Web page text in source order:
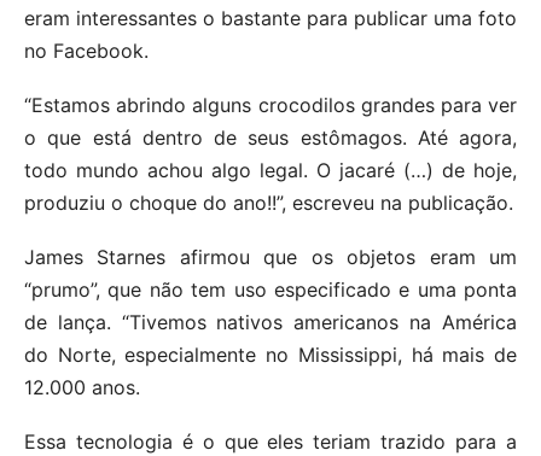
eram interessantes o bastante para publicar uma foto
no Facebook.
“Estamos abrindo alguns crocodilos grandes para ver
o que está dentro de seus estômagos. Até agora,
todo mundo achou algo legal. O jacaré (…) de hoje,
produziu o choque do ano!!”, escreveu na publicação.
James Starnes afirmou que os objetos eram um
“prumo”, que não tem uso especificado e uma ponta
de lança. “Tivemos nativos americanos na América
do Norte, especialmente no Mississippi, há mais de
12.000 anos.
Essa tecnologia é o que eles teriam trazido para a